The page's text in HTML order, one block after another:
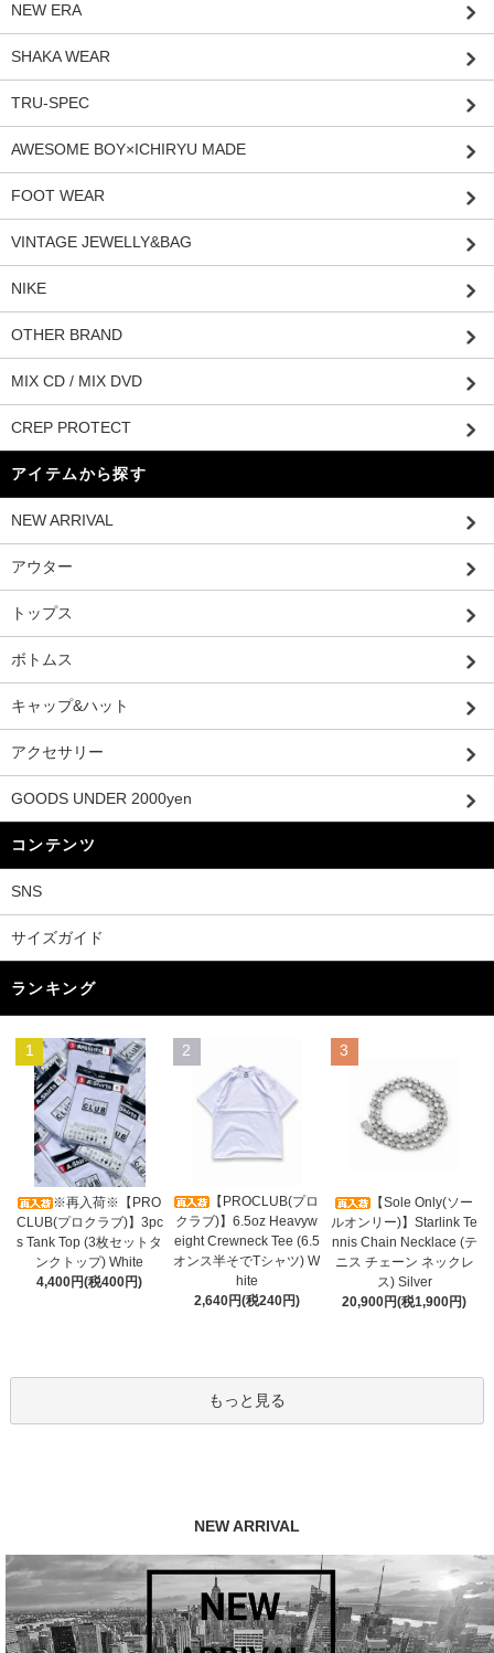
NEW ERA
SHAKA WEAR
TRU-SPEC
AWESOME BOY×ICHIRYU MADE
FOOT WEAR
VINTAGE JEWELLY&BAG
NIKE
OTHER BRAND
MIX CD / MIX DVD
CREP PROTECT
アイテムから探す
NEW ARRIVAL
アウター
トップス
ボトムス
キャップ&ハット
アクセサリー
GOODS UNDER 2000yen
コンテンツ
SNS
サイズガイド
ランキング
1
※再入荷※【PRO
CLUB(プロクラブ)】3pc
s Tank Top (3枚セットタ
ンクトップ) White
4,400円(税400円)
2
【PROCLUB(プロ
クラブ)】6.5oz Heavyw
eight Crewneck Tee (6.5
オンス半そでTシャツ) W
hite
2,640円(税240円)
3
【Sole Only(ソー
ルオンリー)】Starlink Te
nnis Chain Necklace (テ
ニス チェーン ネックレ
ス) Silver
20,900円(税1,900円)
もっと見る
NEW ARRIVAL